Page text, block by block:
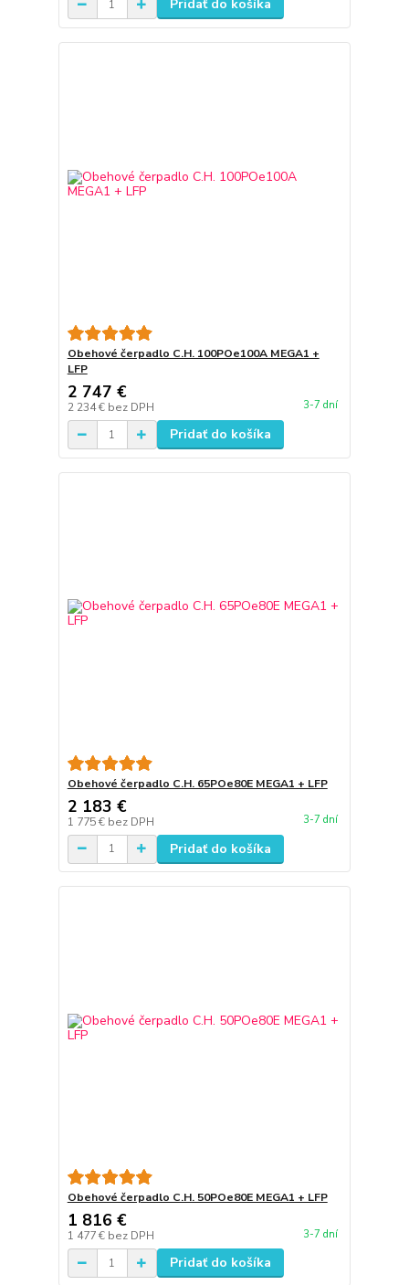
Pridať do košíka
Obehové čerpadlo C.H. 100POe100A MEGA1 +
LFP
2 747 €
2 234 € bez DPH 3-7 dní
Pridať do košíka
Obehové čerpadlo C.H. 65POe80E MEGA1 + LFP
2 183 €
1 775 € bez DPH 3-7 dní
Pridať do košíka
Obehové čerpadlo C.H. 50POe80E MEGA1 + LFP
1 816 €
1 477 € bez DPH 3-7 dní
Pridať do košíka